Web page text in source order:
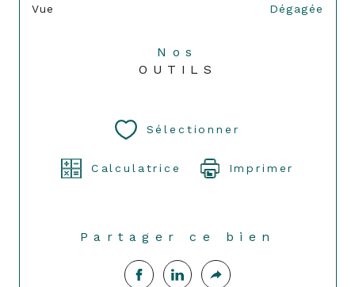
Vue Dégagée
Nos
OUTILS
Sélectionner
Calculatrice Imprimer
Partager ce bien